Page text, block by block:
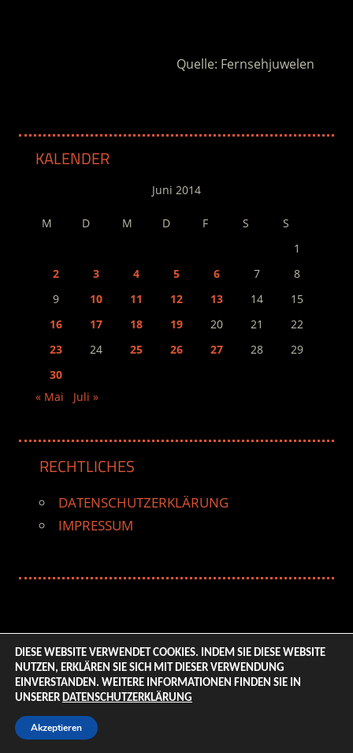
Quelle: Fernsehjuwelen
KALENDER
Juni 2014
M D M D F S
S
1
2
3 4 5 6 7
8
9
10 11 12 13 14
15
16
17 18 19 20 21
22
23
24 25 26 27 28
29
30
« Mai
Juli »
RECHTLICHES
DATENSCHUTZERKLÄRUNG
IMPRESSUM
© 2026 ENTERTAINMENT BASE – Life & Style Magazine.
All Rights Reserved. | Based on
DIESE WEBSITE VERWENDET COOKIES. INDEM SIE DIESE WEBSITE
NUTZEN, ERKLÄREN SIE SICH MIT DIESER VERWENDUNG
EINVERSTANDEN. WEITERE INFORMATIONEN FINDEN SIE IN
UNSERER DATENSCHUTZERKLÄRUNG
Akzeptieren